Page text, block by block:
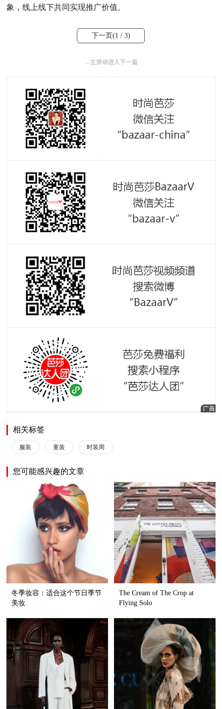
象，线上线下共同实现推广价值。
下一页(1 / 3)
← 左滑动进入下一篇
相关标签
服装 童装 时装周
您可能感兴趣的文章
冬季妆容：适合这个节日季节
美妆
The Cream of The Crop at
Flying Solo